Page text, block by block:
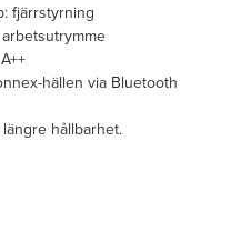
fjärrstyrning
hällen via Bluetooth
hållbarhet.